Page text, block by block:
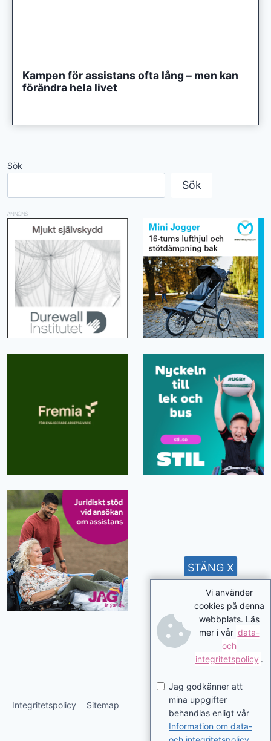
Kampen för assistans ofta lång – men kan
förändra hela livet
Sök
Sök
ANNONS
Integritetspolicy Sitemap
Vi använder
cookies på denna
webbplats. Läs
mer i vår data-
och
integritetspolicy .
Jag godkänner att
mina uppgifter
behandlas enligt vår
Information om data-
STÄNG X